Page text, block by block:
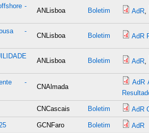
-
ANLisboa Boletim AdR
-
CNLisboa Boletim AdR
ANLisboa Boletim AdR
-
CNAlmada
AdR
CNCascais Boletim AdR
GCNFaro Boletim AdR